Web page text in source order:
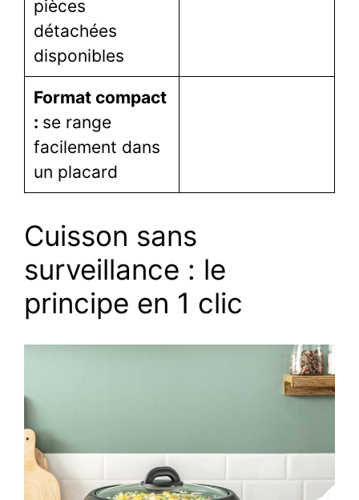
pièces
détachées
disponibles
Format compact
: se range
facilement dans
un placard
Cuisson sans
surveillance : le
principe en 1 clic